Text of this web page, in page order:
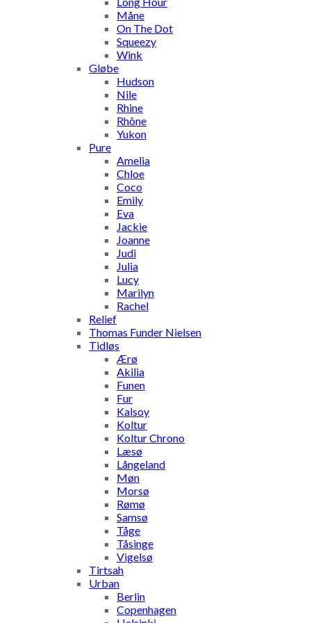
Måne
On The Dot
Squeezy
Wink
Gløbe
Hudson
Nile
Rhine
Rhône
Yukon
Pure
Amelia
Chloe
Coco
Emily
Eva
Jackie
Joanne
Judi
Julia
Lucy
Marilyn
Rachel
Relief
Thomas Funder Nielsen
Tidløs
Ærø
Akilia
Funen
Fur
Kalsoy
Koltur
Koltur Chrono
Læsø
Långeland
Møn
Morsø
Rømø
Samsø
Tåge
Tåsinge
Vigelsø
Tirtsah
Urban
Berlin
Copenhagen